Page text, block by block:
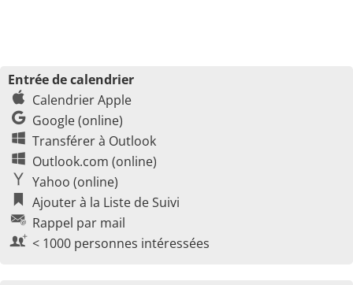
Entrée de calendrier
Calendrier Apple
Google (online)
Transférer à Outlook
Outlook.com (online)
Yahoo (online)
Ajouter à la Liste de Suivi
Rappel par mail
< 1000 personnes intéressées